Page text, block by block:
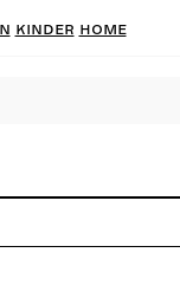
KINDER HOME